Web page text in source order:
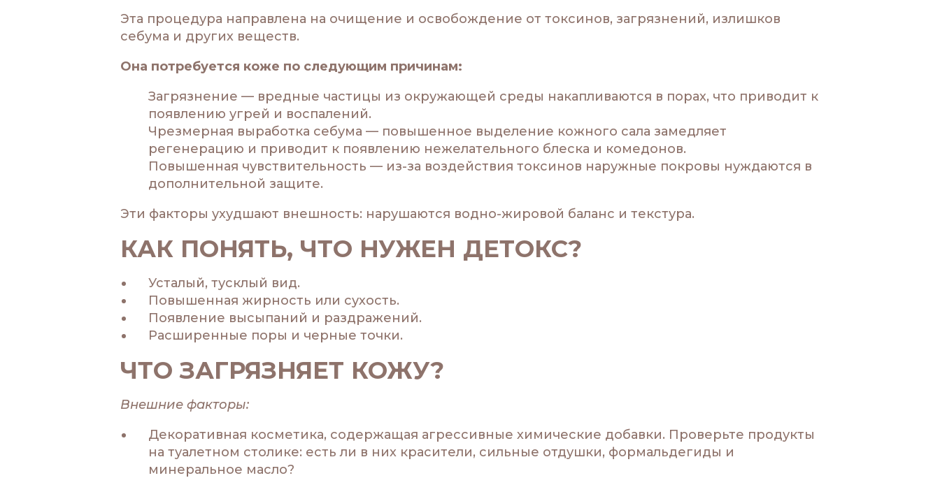
Эта процедура направлена на очищение и освобождение от токсинов, загрязнений, излишков
себума и других веществ.
Она потребуется коже по следующим причинам:
Загрязнение — вредные частицы из окружающей среды накапливаются в порах, что приводит к
появлению угрей и воспалений.
Чрезмерная выработка себума — повышенное выделение кожного сала замедляет
регенерацию и приводит к появлению нежелательного блеска и комедонов.
Повышенная чувствительность — из-за воздействия токсинов наружные покровы нуждаются в
дополнительной защите.
Эти факторы ухудшают внешность: нарушаются водно-жировой баланс и текстура.
КАК ПОНЯТЬ, ЧТО НУЖЕН ДЕТОКС?
Усталый, тусклый вид.
Повышенная жирность или сухость.
Появление высыпаний и раздражений.
Расширенные поры и черные точки.
ЧТО ЗАГРЯЗНЯЕТ КОЖУ?
Внешние факторы:
Декоративная косметика, содержащая агрессивные химические добавки. Проверьте продукты
на туалетном столике: есть ли в них красители, сильные отдушки, формальдегиды и
минеральное масло?